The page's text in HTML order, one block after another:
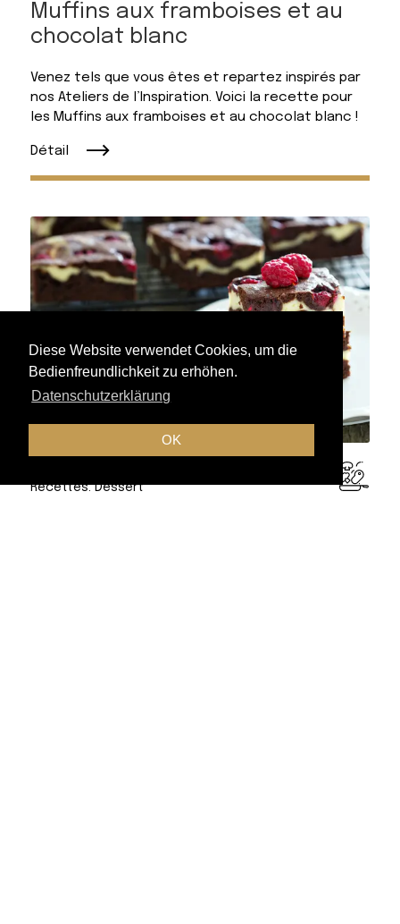
Diese Website verwendet Cookies, um die
Bedienfreundlichkeit zu erhöhen.
Datenschutzerklärung
OK
Muffins aux framboises et au
chocolat blanc
Venez tels que vous êtes et repartez inspirés par
nos Ateliers de l’Inspiration. Voici la recette pour
les Muffins aux framboises et au chocolat blanc !
Détail
Recettes: Dessert